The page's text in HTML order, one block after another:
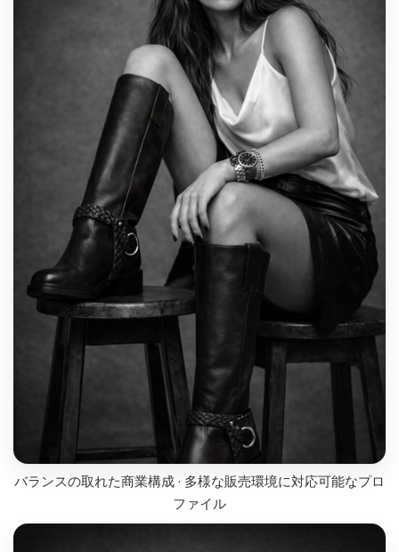
バランスの取れた商業構成 · 多様な販売環境に対応可能なプロ
ファイル